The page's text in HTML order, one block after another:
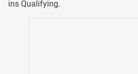
ins Qualifying.